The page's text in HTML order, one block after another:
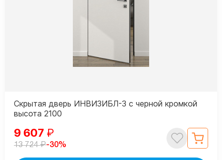
Скрытая дверь ИНВИЗИБЛ-3 с черной кромкой
высота 2100
9 607 ₽
13 724₽-30%